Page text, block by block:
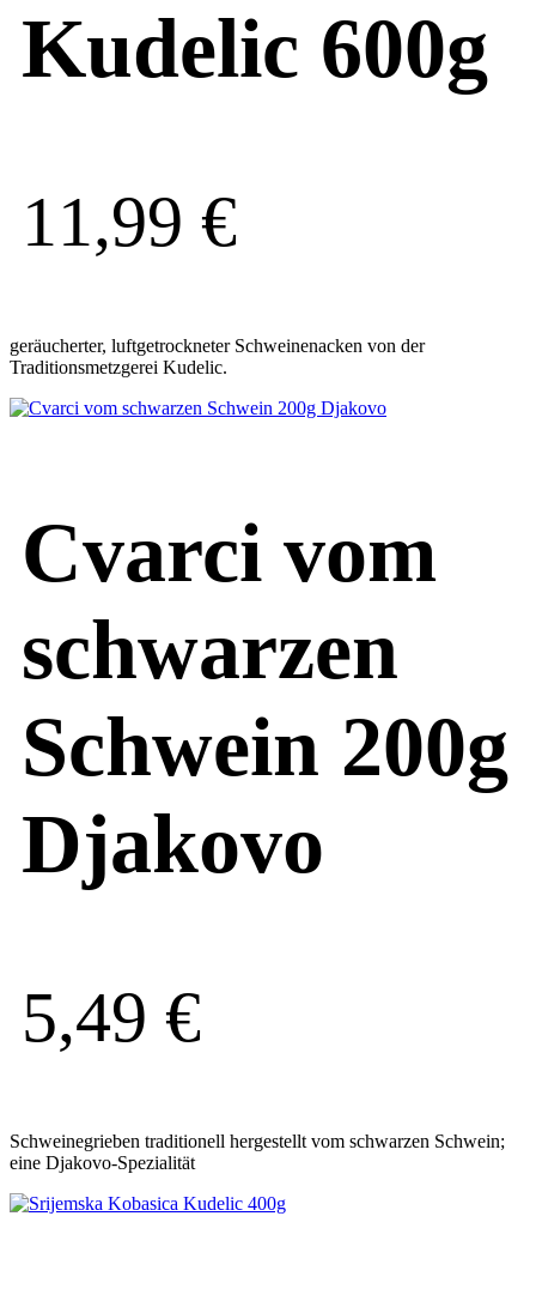
Kudelic 600g
11,99 €
geräucherter, luftgetrockneter Schweinenacken von der
Traditionsmetzgerei Kudelic.
Cvarci vom
schwarzen
Schwein 200g
Djakovo
5,49 €
Schweinegrieben traditionell hergestellt vom schwarzen Schwein;
eine Djakovo-Spezialität